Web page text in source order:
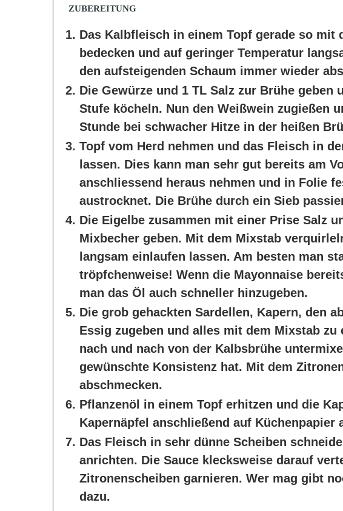
ZUBEREITUNG
Das Kalbfleisch in einem Topf gerade so mit
bedecken und auf geringer Temperatur
den aufsteigenden Schaum immer wieder
Die Gewürze und 1 TL Salz zur Brühe geben
Stufe köcheln. Nun den Weißwein zugießen
Stunde bei schwacher Hitze in der heißen
Topf vom Herd nehmen und das Fleisch in
lassen. Dies kann man sehr gut bereits am
anschliessend heraus nehmen und in Folie
austrocknet. Die Brühe durch ein Sieb
Die Eigelbe zusammen mit einer Prise Salz
Mixbecher geben. Mit dem Mixstab
langsam einlaufen lassen. Am besten man
tröpfchenweise! Wenn die Mayonnaise
man das Öl auch schneller hinzugeben.
Die grob gehackten Sardellen, Kapern, den
Essig zugeben und alles mit dem Mixstab zu
nach und nach von der Kalbsbrühe
gewünschte Konsistenz hat. Mit dem
abschmecken.
Pflanzenöl in einem Topf erhitzen und die
Kapernäpfel anschließend auf Küchenpapier
Das Fleisch in sehr dünne Scheiben
anrichten. Die Sauce klecksweise darauf
Zitronenscheiben garnieren. Wer mag gibt
dazu.